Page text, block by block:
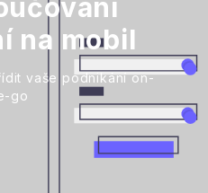
na mobil
vaše podnikání on-
go